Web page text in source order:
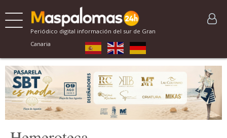
Periódico digital información del sur de Gran
Canaria